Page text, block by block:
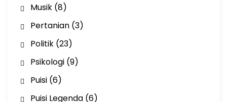
Musik(8)
Pertanian(3)
Politik(23)
Psikologi(9)
Puisi(6)
Puisi Legenda(6)